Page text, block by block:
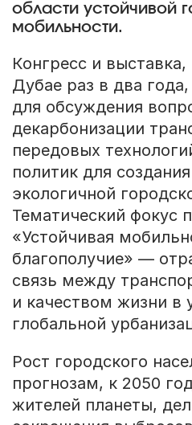
области устойчивой
мобильности.
Конгресс и
Дубае раз в два
для обсуждения
декарбонизации
передовых
политик для
экологичной
Тематический фокус
«Устойчивая
благополучие» —
связь между
и качеством жизни в
глобальной
Рост городского
прогнозам, к 2050
жителей планеты,